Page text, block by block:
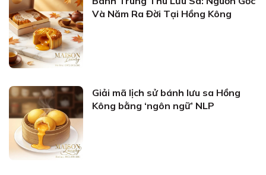
Và Năm Ra Đời Tại Hồng Kông
Giải mã lịch sử bánh lưu sa Hồng
Kông bằng ‘ngôn ngữ’ NLP